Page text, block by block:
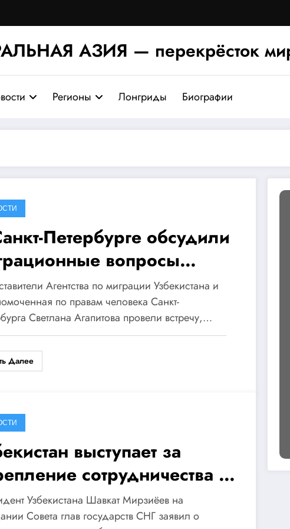
АЗИЯ — перекрёсток
Регионы Лонгриды Биографии
Петербурге обсудили
вопросы
Россией и
Агентства по миграции Узбекистана и
по правам человека Санкт-
Светлана Агапитова провели встречу,…
Далее
выступает за
сотрудничества в
Узбекистана Шавкат Мирзиёев на
Совета глав государств СНГ заявил о